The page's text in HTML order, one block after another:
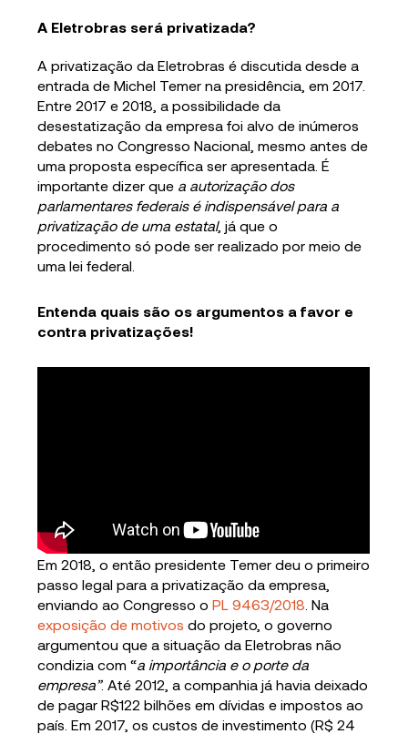
A Eletrobras será privatizada?
A privatização da Eletrobras é discutida desde a
entrada de Michel Temer na presidência, em 2017.
Entre 2017 e 2018, a possibilidade da
desestatização da empresa foi alvo de inúmeros
debates no Congresso Nacional, mesmo antes de
uma proposta específica ser apresentada. É
importante dizer que a autorização dos
parlamentares federais é indispensável para a
privatização de uma estatal, já que o
procedimento só pode ser realizado por meio de
uma lei federal.
Entenda quais são os argumentos a favor e
contra privatizações!
Em 2018, o então presidente Temer deu o primeiro
passo legal para a privatização da empresa,
enviando ao Congresso oPL 9463/2018 . Na
exposição de motivos do projeto, o governo
argumentou que a situação da Eletrobras não
condizia com “a importância e o porte da
empresa”. Até 2012, a companhia já havia deixado
de pagar R$122 bilhões em dívidas e impostos ao
país. Em 2017, os custos de investimento (R$ 24